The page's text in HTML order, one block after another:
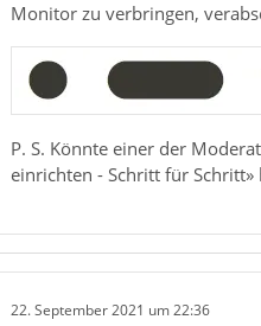
Monitor zu verbringen,
P. S. Könnte einer der
einrichten - Schritt für Schritt»
22. September 2021 um 22:36